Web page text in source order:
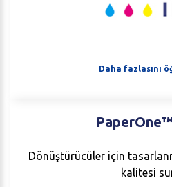
Daha fazlasını
Dönüştürücüler için
kalitesi